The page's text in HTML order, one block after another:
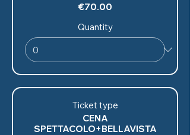
€70.00
Quantity
Ticket type
CENA
SPETTACOLO+BELLAVISTA